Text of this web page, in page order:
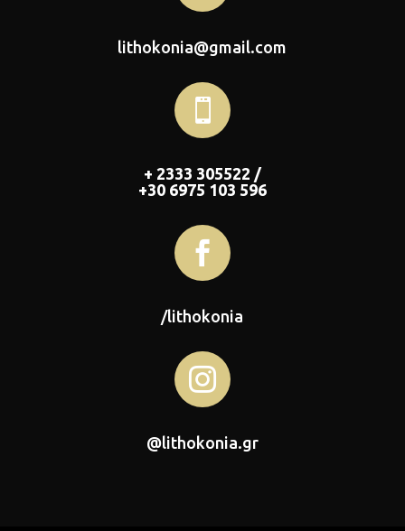
lithokonia@gmail.com

+ 2333 305522 /
+30 6975 103 596

/lithokonia

@lithokonia.gr